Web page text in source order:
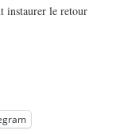
instaurer le retour